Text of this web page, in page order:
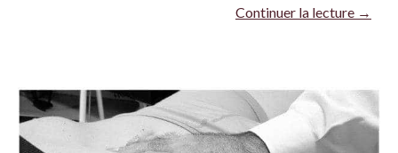
Continuer la lecture →